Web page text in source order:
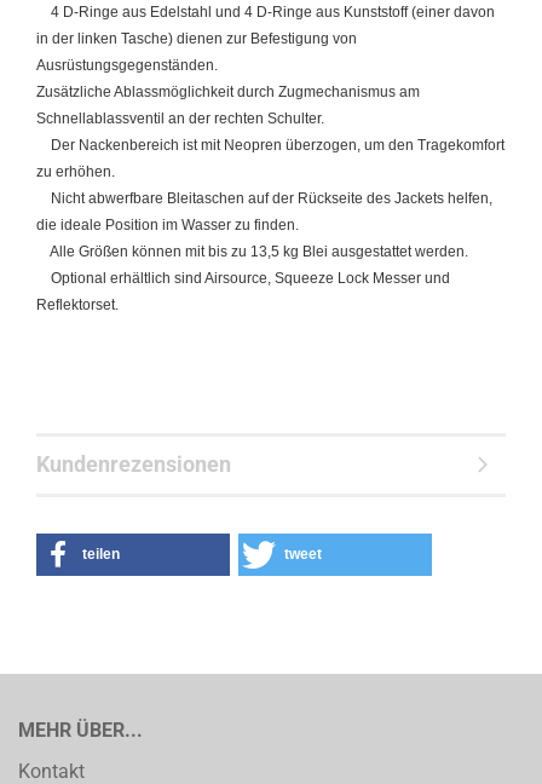
4 D-Ringe aus Edelstahl und 4 D-Ringe aus Kunststoff (einer davon
in der linken Tasche) dienen zur Befestigung von
Ausrüstungsgegenständen.
Zusätzliche Ablassmöglichkeit durch Zugmechanismus am
Schnellablassventil an der rechten Schulter.
Der Nackenbereich ist mit Neopren überzogen, um den Tragekomfort
zu erhöhen.
Nicht abwerfbare Bleitaschen auf der Rückseite des Jackets helfen,
die ideale Position im Wasser zu finden.
Alle Größen können mit bis zu 13,5 kg Blei ausgestattet werden.
Optional erhältlich sind Airsource, Squeeze Lock Messer und
Reflektorset.
Kundenrezensionen
teilen tweet
MEHR ÜBER...
Kontakt